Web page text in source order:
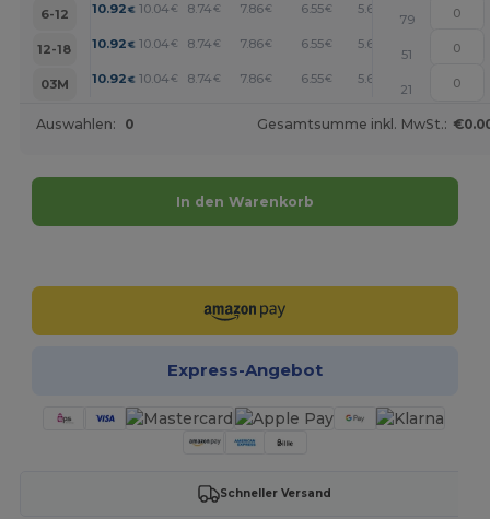
6-12
10.92 € 10.04 € 8.74 € 7.86€ 6.55€ 5.67
79
12-18
10.92 € 10.04 € 8.74 € 7.86€ 6.55€ 5.67
51
03M
10.92 € 10.04 € 8.74 € 7.86€ 6.55€ 5.67
21
Auswahlen: 0 Gesamtsumme inkl. MwSt.:
In den Warenkorb
Express-Angebot
Schneller Versand